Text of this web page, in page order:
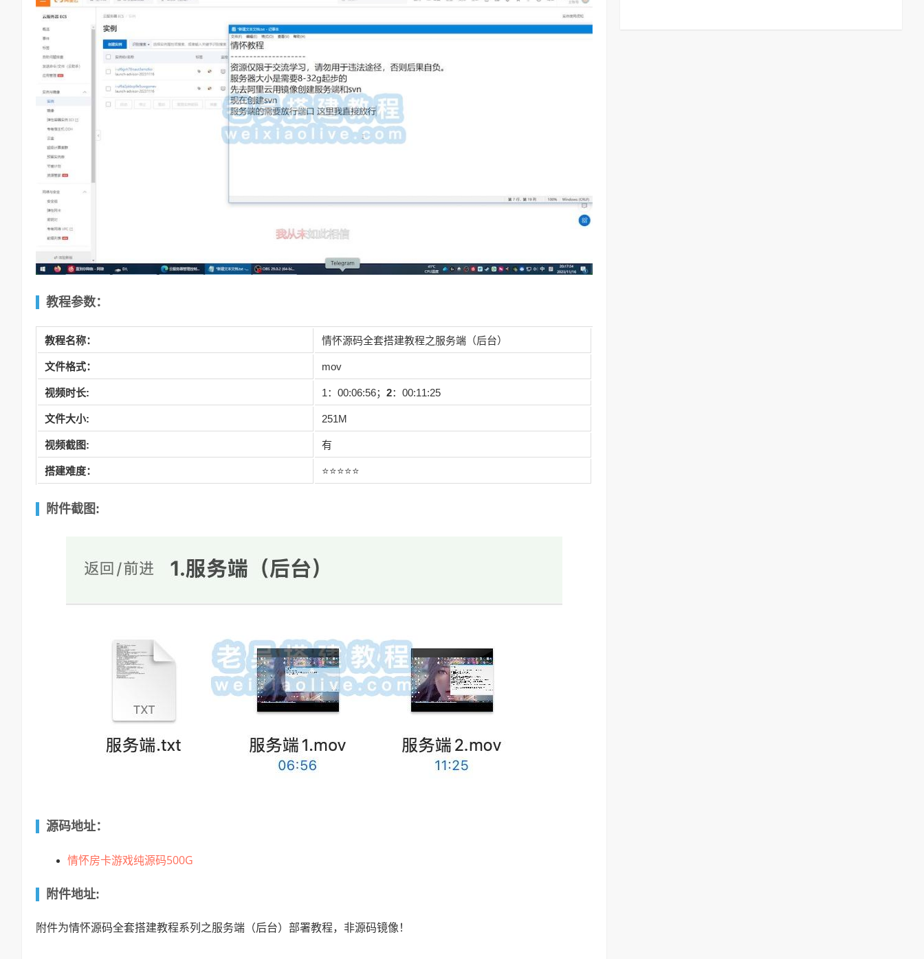
教程参数：
教程名称： 情怀源码全套搭建教程之服务端（后台）
文件格式： mov
视频时长: 1：00:06:56； 2：00:11:25
文件大小: 251M
视频截图: 有
搭建难度： ⭐⭐⭐⭐⭐
附件截图:
源码地址：
情怀房卡游戏纯源码500G
附件地址:
附件为情怀源码全套搭建教程系列之服务端（后台）部署教程，非源码镜像！